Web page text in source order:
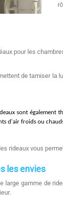
pour les
de tamiser
sont également t
d'air froids ou
rideaux vous
les envies
large gamme de